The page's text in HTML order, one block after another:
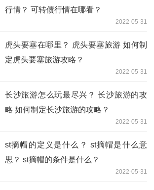
行情？ 可转债行情在哪看？
2022-05-31
虎头要塞在哪里？ 虎头要塞旅游 如何制
定虎头要塞旅游攻略？
2022-05-31
长沙旅游怎么玩最尽兴？ 长沙旅游的攻
略 如何制定长沙旅游的攻略？
2022-05-31
st摘帽的定义是什么？ st摘帽是什么意
思？ st摘帽的条件是什么？
2022-05-31